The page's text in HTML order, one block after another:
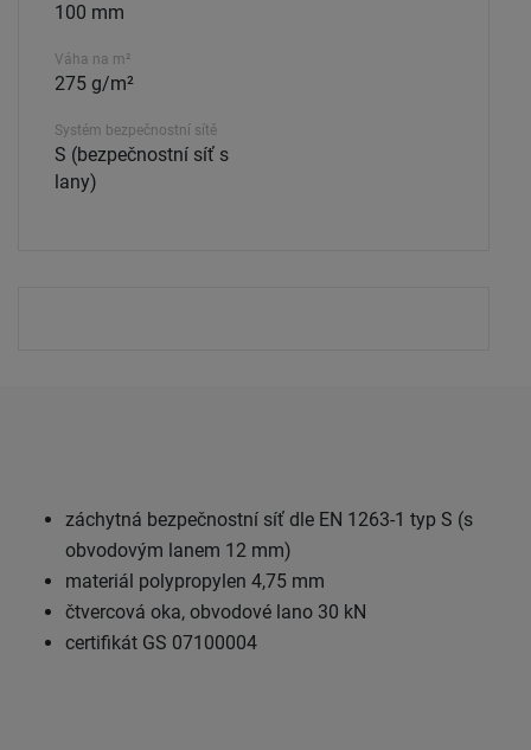
100 mm
Váha na m²
275 g/m²
Systém bezpečnostní sítě
S (bezpečnostní síť s
lany)
záchytná bezpečnostní síť dle EN 1263-1 typ S (s
obvodovým lanem 12 mm)
materiál polypropylen 4,75 mm
čtvercová oka, obvodové lano 30 kN
certifikát GS 07100004